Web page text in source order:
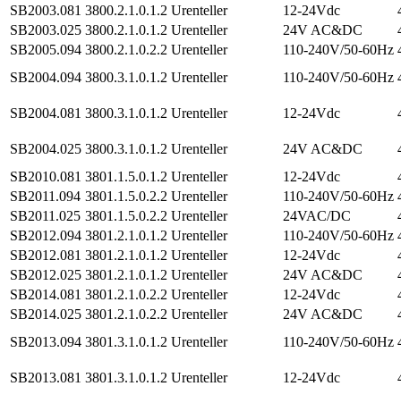
SB2003.081 3800.2.1.0.1.2 Urenteller 12-24Vdc
SB2003.025 3800.2.1.0.1.2 Urenteller 24V AC&DC
SB2005.094 3800.2.1.0.2.2 Urenteller 110-240V/50-60Hz
SB2004.094 3800.3.1.0.1.2 Urenteller 110-240V/50-60Hz
SB2004.081 3800.3.1.0.1.2 Urenteller 12-24Vdc
SB2004.025 3800.3.1.0.1.2 Urenteller 24V AC&DC
SB2010.081 3801.1.5.0.1.2 Urenteller 12-24Vdc
SB2011.094 3801.1.5.0.2.2 Urenteller 110-240V/50-60Hz
SB2011.025 3801.1.5.0.2.2 Urenteller 24VAC/DC
SB2012.094 3801.2.1.0.1.2 Urenteller 110-240V/50-60Hz
SB2012.081 3801.2.1.0.1.2 Urenteller 12-24Vdc
SB2012.025 3801.2.1.0.1.2 Urenteller 24V AC&DC
SB2014.081 3801.2.1.0.2.2 Urenteller 12-24Vdc
SB2014.025 3801.2.1.0.2.2 Urenteller 24V AC&DC
SB2013.094 3801.3.1.0.1.2 Urenteller 110-240V/50-60Hz
SB2013.081 3801.3.1.0.1.2 Urenteller 12-24Vdc